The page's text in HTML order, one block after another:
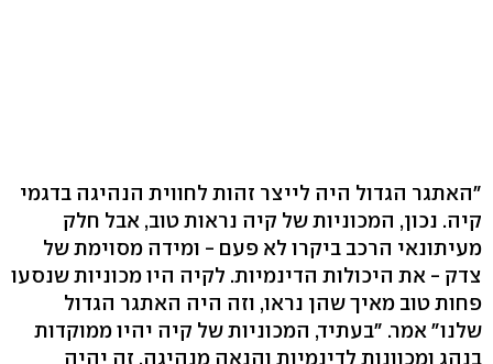
"האתגר הגדול היה לייצר זהות לחווית הנהיגה בדגמי
קיה. נכון, המכוניות של קיה נראות טוב, אבל חלק
מעיתונאי הרכב ביקרו לא פעם - ומידה מסוימת של
צדק - את היכולות הדינמיות. לקיה היו מכוניות שנסעו
פחות טוב מאיך שהן נראו, וזה היה האתגר הגדול
שלנו" אמר. "בעתיד, המכוניות של קיה יהיו ממוקדות
בנהג ומכוונות לדינמיות והנאה מנהיגה. זה יהיה